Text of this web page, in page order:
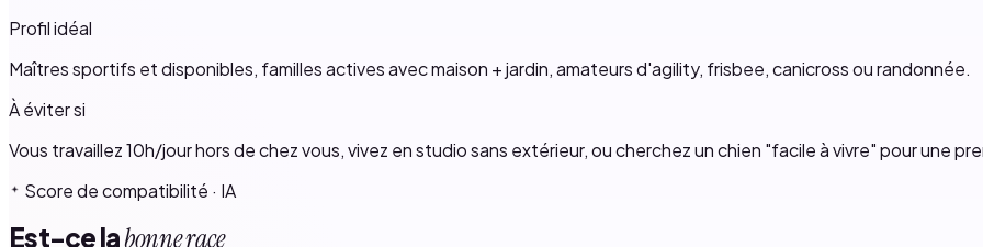
Profil idéal
Maîtres sportifs et disponibles, familles actives avec maison + jardin, amateurs d'agility, frisbee, canicross ou randonnée.
À éviter si
Vous travaillez 10h/jour hors de chez vous, vivez en studio sans extérieur, ou cherchez un chien "facile à vivre" pour une
Score de compatibilité · IA
Est-ce labonne race